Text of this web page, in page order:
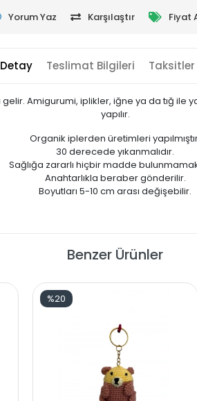
Yorum Yaz Karşılaştır Fiyat
Teslimat Bilgileri Taksitler
Amigurumi, iplikler, iğne ya da tığ ile
yapılır.
Organik iplerden üretimleri
30 derecede yıkanmalıdır.
Sağlığa zararlı hiçbir madde
Anahtarlıkla beraber gönderilir.
Boyutları 5-10 cm arası değişebilir.
Benzer Ürünler
%20